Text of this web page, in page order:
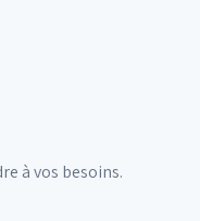
à vos besoins.